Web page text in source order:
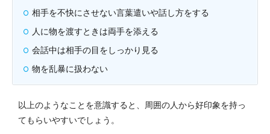
相手を不快にさせない言葉遣いや話し方をする
人に物を渡すときは両手を添える
会話中は相手の目をしっかり見る
物を乱暴に扱わない
以上のようなことを意識すると、周囲の人から好印象を持っ
てもらいやすいでしょう。